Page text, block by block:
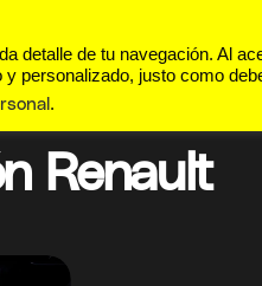
Renault
detalle de tu navegación. Al
personalizado, justo como
.